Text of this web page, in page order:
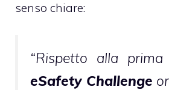
senso chiare:
“Rispetto alla
eSafety Challenge